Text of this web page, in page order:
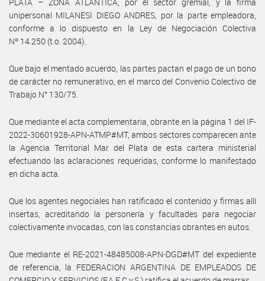
unipersonal MILANESI DIEGO ANDRES, por la parte empleadora,
conforme a lo dispuesto en la Ley de Negociación Colectiva
Nº 14.250 (t.o. 2004).
Que bajo el mentado acuerdo, las partes pactan el pago de un bono
de carácter no remunerativo, en el marco del Convenio Colectivo de
Trabajo N° 130/75.
Que mediante el acta complementaria, obrante en la página 1 del IF-
2022-30601928-APN-ATMP#MT, ambos sectores comparecen ante
la Agencia Territorial Mar del Plata de esta cartera ministerial
efectuando las aclaraciones requeridas, conforme lo manifestado
en dicha acta.
Que los agentes negociales han ratificado el contenido y firmas allí
insertas, acreditando la personería y facultades para negociar
colectivamente invocadas, con las constancias obrantes en autos.
Que mediante el RE-2021-48485008-APN-DGD#MT del expediente
de referencia, la FEDERACION ARGENTINA DE EMPLEADOS DE